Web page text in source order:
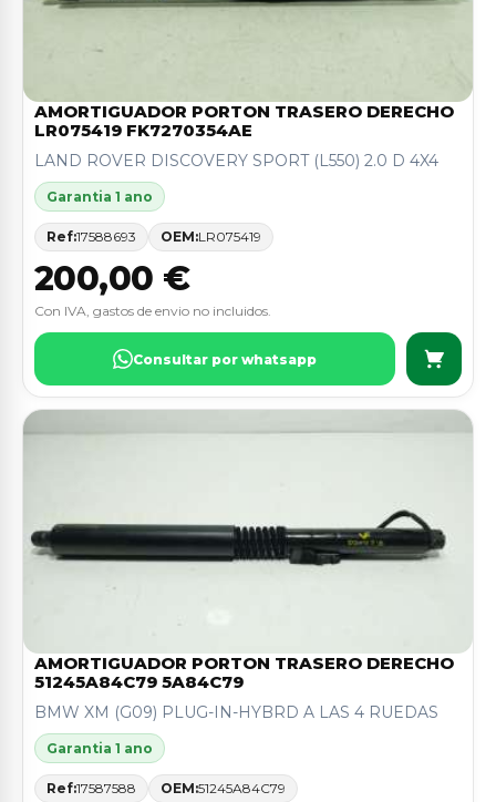
AMORTIGUADOR PORTON TRASERO DERECHO
LR075419 FK7270354AE
LAND ROVER DISCOVERY SPORT (L550) 2.0 D 4X4
Garantia 1 ano
Ref:17588693 OEM:LR075419
200,00 €
Con IVA, gastos de envio no incluidos.
Consultar por whatsapp
AMORTIGUADOR PORTON TRASERO DERECHO
51245A84C79 5A84C79
BMW XM (G09) PLUG-IN-HYBRD A LAS 4 RUEDAS
Garantia 1 ano
Ref:17587588 OEM:51245A84C79